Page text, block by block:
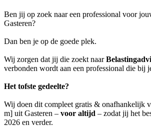
Ben jij op zoek naar een professional voor
Gasteren?
Dan ben je op de goede plek.
Wij zorgen dat jij die zoekt naar
verbonden wordt aan een professional die bij
Het tofste gedeelte?
Wij doen dit compleet gratis & onafhankelijk
m] uit Gasteren – voor altijd – zodat jij het
2026 en verder.